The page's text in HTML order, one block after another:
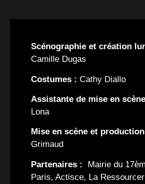
Scénographie et création
Camille Dugas
Costumes : Cathy Diallo
Assistante de mise en
Lona
Mise en scène et
Grimaud
Partenaires : Mairie du
Paris, Actisce, La